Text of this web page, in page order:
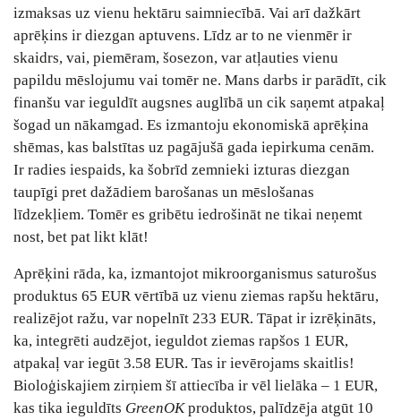
izmaksas uz vienu hektāru saimniecībā. Vai arī dažkārt
aprēķins ir diezgan aptuvens. Līdz ar to ne vienmēr ir
skaidrs, vai, piemēram, šosezon, var atļauties vienu
papildu mēslojumu vai tomēr ne. Mans darbs ir parādīt, cik
finanšu var ieguldīt augsnes auglībā un cik saņemt atpakaļ
šogad un nākamgad. Es izmantoju ekonomiskā aprēķina
shēmas, kas balstītas uz pagājušā gada iepirkuma cenām.
Ir radies iespaids, ka šobrīd zemnieki izturas diezgan
taupīgi pret dažādiem barošanas un mēslošanas
līdzekļiem. Tomēr es gribētu iedrošināt ne tikai neņemt
nost, bet pat likt klāt!
Aprēķini rāda, ka, izmantojot mikroorganismus saturošus
produktus 65 EUR vērtībā uz vienu ziemas rapšu hektāru,
realizējot ražu, var nopelnīt 233 EUR. Tāpat ir izrēķināts,
ka, integrēti audzējot, ieguldot ziemas rapšos 1 EUR,
atpakaļ var iegūt 3.58 EUR. Tas ir ievērojams skaitlis!
Bioloģiskajiem zirņiem šī attiecība ir vēl lielāka – 1 EUR,
kas tika ieguldīts GreenOKproduktos, palīdzēja atgūt 10